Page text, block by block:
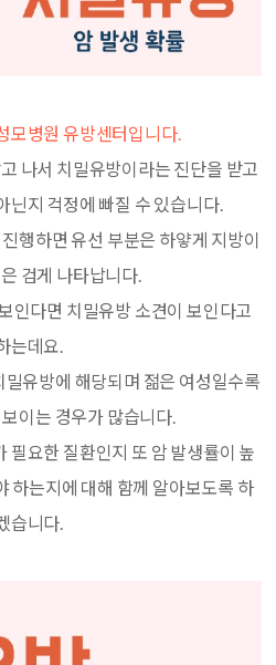
모병원 유방센터입니다.
나서 치밀유방이라는 진단을 받고
닌지 걱정에 빠질 수 있습니다.
행하면 유선 부분은 하얗게 지방이
검게 나타납니다.
인다면 치밀유방 소견이 보인다고
는데요.
유방에 해당되며 젊은 여성일수록
이는 경우가 많습니다.
필요한 질환인지 또 암 발생률이 높
하는지에 대해 함께 알아보도록 하
습니다.